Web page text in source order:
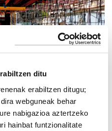
ditu
erabiltzen ditugu;
webguneak behar
nabigazioa aztertzeko
hainbat funtzionalitate